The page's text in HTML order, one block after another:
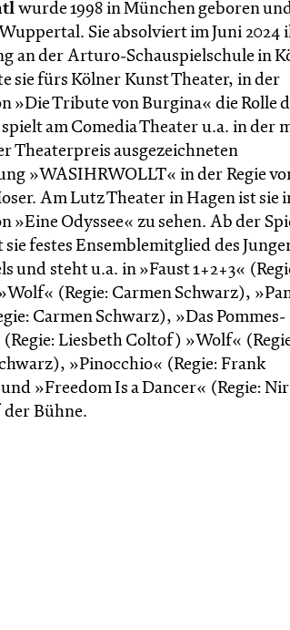
wurde 1998 in München geboren
Sie absolviert im Juni 2024
an der Arturo-Schauspielschule in
sie fürs Kölner Kunst Theater, in der
»Die Tribute von Burgina« die Rolle
spielt am Comedia Theater u.a. in der
Theaterpreis ausgezeichneten
»WASIHRWOLLT« in der Regie
Am Lutz Theater in Hagen ist sie
»Eine Odyssee« zu sehen. Ab der
sie festes Ensemblemitglied des
und steht u.a. in »Faust 1+2+3«
(Regie: Carmen Schwarz),
Carmen Schwarz), »Das Pommes-
(Regie: Liesbeth Coltof) »Wolf«
»Pinocchio« (Regie: Frank
»Freedom Is a Dancer« (Regie:
Bühne.